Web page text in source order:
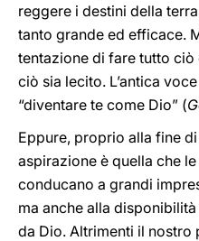
reggere i destini della
tanto grande ed efficace.
tentazione di fare tutto ciò
ciò sia lecito. L’antica
“diventare te come Dio” (
Eppure, proprio alla fine
aspirazione è quella che
conducano a grandi
ma anche alla
da Dio. Altrimenti il nostro